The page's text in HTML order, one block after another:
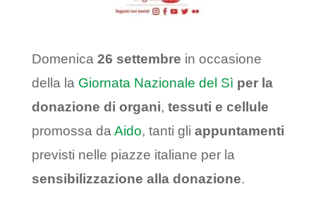
Domenica 26 settembre in occasione
della la Giornata Nazionale del Sì per la
donazione di organi, tessuti e cellule
promossa daAido, tanti gli appuntamenti
previsti nelle piazze italiane per la
sensibilizzazione alla donazione.